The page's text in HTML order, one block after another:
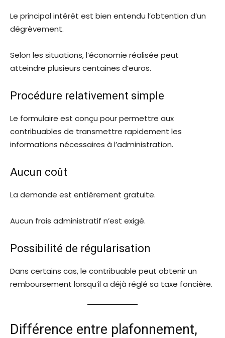
Le principal intérêt est bien entendu l’obtention d’un
dégrèvement.
Selon les situations, l’économie réalisée peut
atteindre plusieurs centaines d’euros.
Procédure relativement simple
Le formulaire est conçu pour permettre aux
contribuables de transmettre rapidement les
informations nécessaires à l’administration.
Aucun coût
La demande est entièrement gratuite.
Aucun frais administratif n’est exigé.
Possibilité de régularisation
Dans certains cas, le contribuable peut obtenir un
remboursement lorsqu’il a déjà réglé sa taxe foncière.
Différence entre plafonnement,